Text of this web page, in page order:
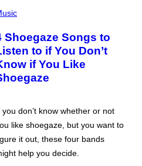
Shoegaze Songs to
to if You Don’t
if You Like
you don’t know whether or not
like shoegaze, but you want to
it out, these four bands
help you decide.